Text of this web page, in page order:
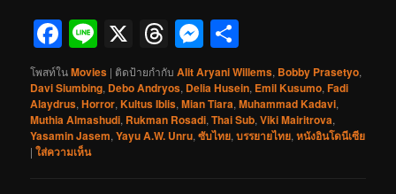
Facebook
Line
X Threads
Messenger
โพสท์ในMovies | ติดป้ายกำกับ Alit Aryani Willems, Bobby Prasetyo,
Davi Siumbing, Debo Andryos, Delia Husein, Emil Kusumo,Fadi
Alaydrus,Horror,Kultus Iblis,Mian Tiara,Muhammad Kadavi,
Muthia Almashudi, Rukman Rosadi,Thai Sub,Viki Mairitrova,
Yasamin Jasem,Yayu A.W. Unru,ซับไทย,บรรยายไทย,หนังอินโดนีเซีย
|ใส่ความเห็น